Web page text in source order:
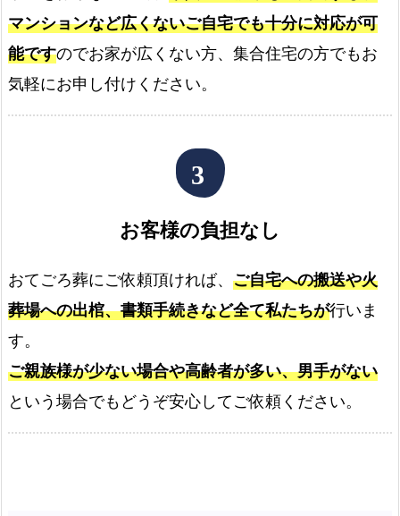
お
花
お
て
ろ
葬
の
資
を
お
り
し
ま
す
マンションなど広くないご自宅でも十分に対応が可
能ですのでお家が広くない方、集合住宅の方でもお
気軽にお申し付けください。
お客様の負担なし
おてごろ葬にご依頼頂ければ、 ご自宅への搬送や火
葬場への出棺、書類手続きなど全て私たちが行いま
す。
ご親族様が少ない場合や高齢者が多い、男手がない
という場合でもどうぞ安心してご依頼ください。